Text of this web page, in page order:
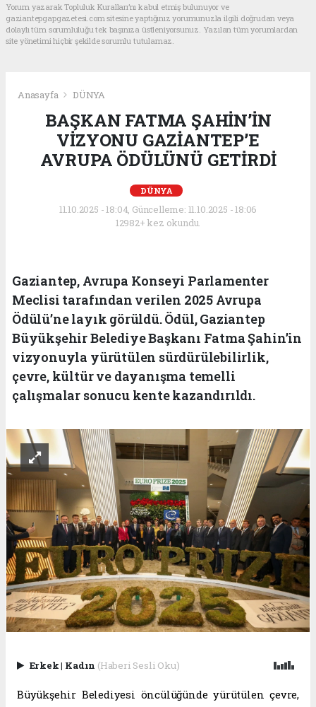
Yorum yazarak Topluluk Kuralları’nı kabul etmiş bulunuyor ve
gaziantepgapgazetesi.com sitesine yaptığınız yorumunuzla ilgili doğrudan veya
dolaylı tüm sorumluluğu tek başınıza üstleniyorsunuz. Yazılan tüm yorumlardan
site yönetimi hiçbir şekilde sorumlu tutulamaz.
Anasayfa DÜNYA
BAŞKAN FATMA ŞAHİN’İN
VİZYONU GAZİANTEP’E
AVRUPA ÖDÜLÜNÜ GETİRDİ
DÜNYA
11.10.2025 - 18:04, Güncelleme: 11.10.2025 - 18:06
12982+ kez okundu.
Gaziantep, Avrupa Konseyi Parlamenter
Meclisi tarafından verilen 2025 Avrupa
Ödülü’ne layık görüldü. Ödül, Gaziantep
Büyükşehir Belediye Başkanı Fatma Şahin’in
vizyonuyla yürütülen sürdürülebilirlik,
çevre, kültür ve dayanışma temelli
çalışmalar sonucu kente kazandırıldı.
Erkek| Kadın (Haberi Sesli Oku)
Büyükşehir Belediyesi öncülüğünde yürütülen çevre,